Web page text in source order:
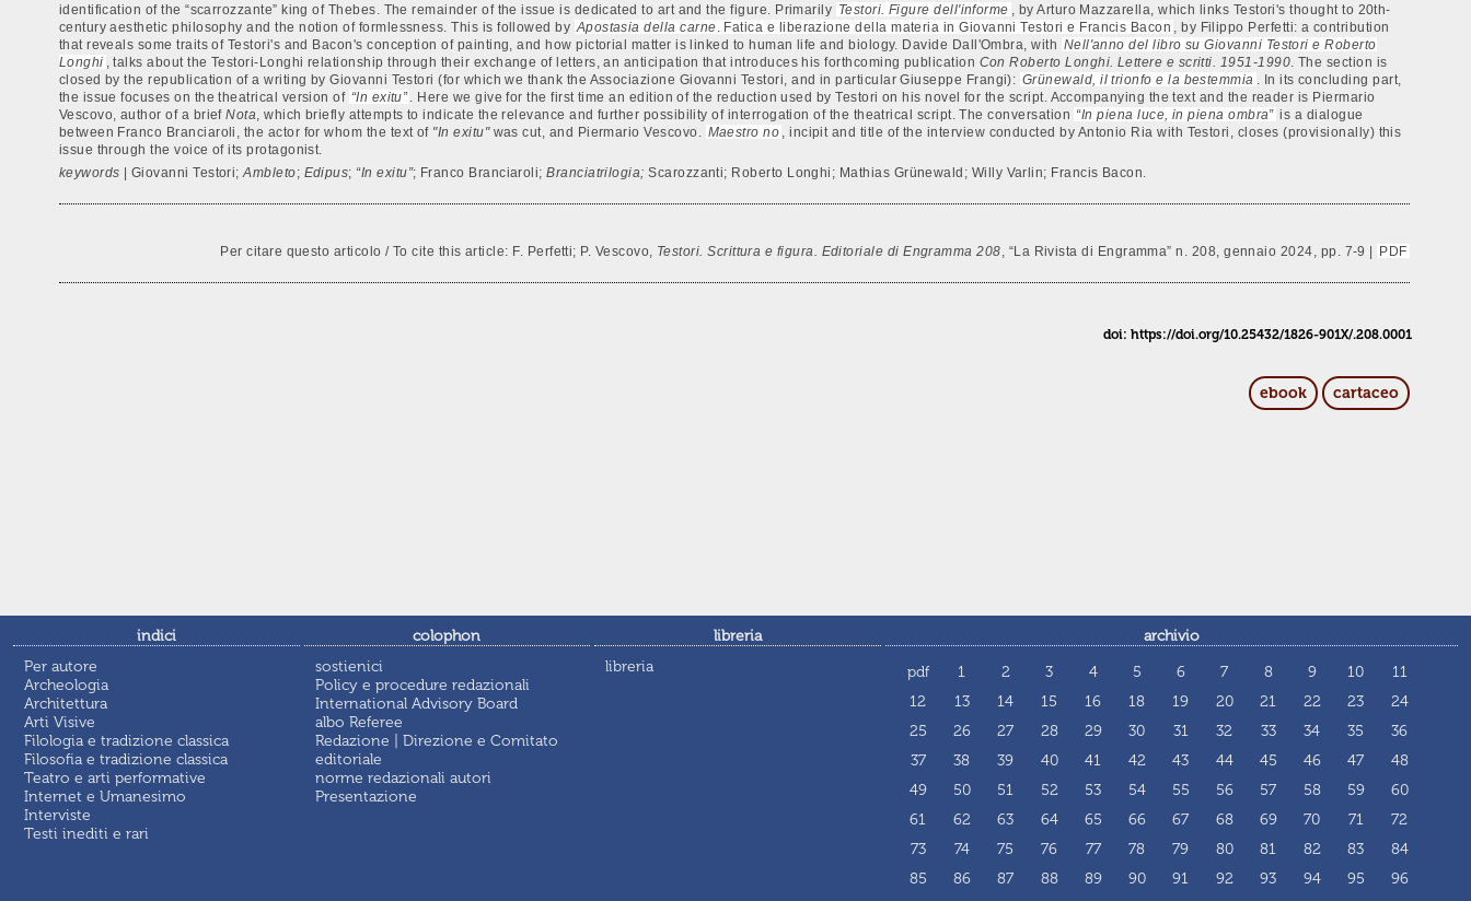
identification of the “scarrozzante” king of Thebes. The remainder of the issue is dedicated to art and the figure. Primarily Testori. Figure dell'informe
, by Arturo Mazzarella, which links Testori's thought to 20th-
century aesthetic philosophy and the notion of formlessness. This is followed by Apostasia della carne . Fatica e liberazione della materia in Giovanni Testori e Francis Bacon
, by Filippo Perfetti: a contribution
that reveals some traits of Testori's and Bacon's conception of painting, and how pictorial matter is linked to human life and biology. Davide Dall'Ombra, with Nell'anno del libro su Giovanni Testori e Roberto
Longhi
, talks about the Testori-Longhi relationship through their exchange of letters, an anticipation that introduces his forthcoming publication Con Roberto Longhi. Lettere e scritti. 1951-1990 . The section is
closed by the republication of a writing by Giovanni Testori (for which we thank the Associazione Giovanni Testori, and in particular Giuseppe Frangi): Grünewald, il trionfo e la bestemmia
. In its concluding part,
the issue focuses on the theatrical version of “In exitu”
. Here we give for the first time an edition of the reduction used by Testori on his novel for the script. Accompanying the text and the reader is Piermario
Vescovo, author of a briefNota , which briefly attempts to indicate the relevance and further possibility of interrogation of the theatrical script. The conversation “In piena luce, in piena ombra” is a dialogue
between Franco Branciaroli, the actor for whom the text of "In exitu"was cut, and Piermario Vescovo. Maestro no
, incipit and title of the interview conducted by Antonio Ria with Testori, closes (provisionally) this
issue through the voice of its protagonist.
keywords | Giovanni Testori;Ambleto; Edipus; “In exitu”; Franco Branciaroli;Branciatrilogia; Scarozzanti; Roberto Longhi; Mathias Grünewald; Willy Varlin; Francis Bacon.
Per citare questo articolo / To cite this article: F. Perfetti; P. Vescovo, Testori. Scrittura e figura. Editoriale di Engramma 208 , “La Rivista di Engramma” n. 208, gennaio 2024, pp. 7-9 | PDF
doi: https://doi.org/10.25432/1826-901X/.208.0001
cartaceo
ebook
indici
Per autore
Archeologia
Architettura
Arti Visive
Filologia e tradizione classica
Filosofia e tradizione classica
Teatro e arti performative
Internet e Umanesimo
Interviste
Testi inediti e rari
colophon
sostienici
Policy e procedure redazionali
International Advisory Board
albo Referee
Redazione | Direzione e Comitato
editoriale
norme redazionali autori
Presentazione
libreria
libreria
archivio
pdf
1 2 3 4 5 6 7 8 9 10
11
12
13 14 15 16 18 19 20 21 22 23
24
25
26 27 28 29 30 31 32 33 34 35
36
37
38 39 40 41 42 43 44 45 46 47
48
49
50 51 52 53 54 55 56 57 58 59
60
61
62 63 64 65 66 67 68 69 70 71
72
73
74 75 76 77 78 79 80 81 82 83
84
85
86 87 88 89 90 91 92 93 94 95
96